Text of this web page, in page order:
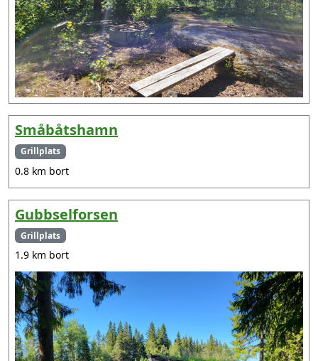
Småbåtshamn
Grillplats
0.8 km bort
Gubbselforsen
Grillplats
1.9 km bort